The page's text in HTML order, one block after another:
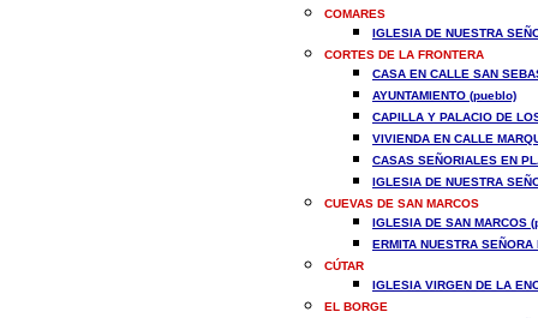
COMARES
IGLESIA DE NUESTRA
CORTES DE LA FRONTERA
CASA EN CALLE SAN
AYUNTAMIENTO (pueblo)
CAPILLA Y PALACIO DE
VIVIENDA EN CALLE
CASAS SEÑORIALES EN
IGLESIA DE NUESTRA
CUEVAS DE SAN MARCOS
IGLESIA DE SAN MARCOS
ERMITA NUESTRA
CÚTAR
IGLESIA VIRGEN DE LA
EL BORGE